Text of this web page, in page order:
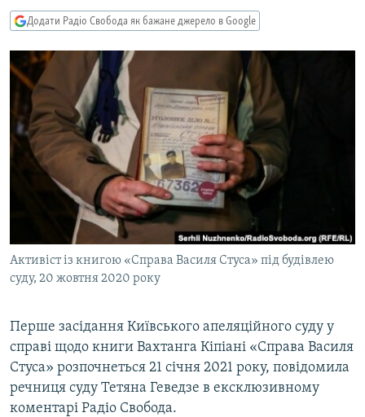
пошуку
УКРАЇНА
СВІТ
ТИ ЯК?
СХЕМИ
КИТАЙ.ВИКЛИКИ
МУЛЬТИМЕДІА
ФОТО
СПЕЦПРОЄКТИ
ПОДКАСТИ
КРИМ РЕАЛІЇ
РУС
КТАТ
ДОЛУЧАЙСЯ!
Додати Радіо Свобода як бажане джерело в Google
Активіст із книгою «Справа Василя Стуса» під будівлею
суду, 20 жовтня 2020 року
Перше засідання Київського апеляційного суду у
справі щодо книги Вахтанга Кіпіані «Справа Василя
Стуса» розпочнеться 21 січня 2021 року, повідомила
речниця суду Тетяна Геведзе в ексклюзивному
коментарі Радіо Свобода.